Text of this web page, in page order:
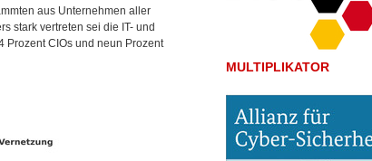
aus Unternehmen aller
stark vertreten sei die IT- und
Prozent CIOs und neun Prozent
MULTIPLIKATOR